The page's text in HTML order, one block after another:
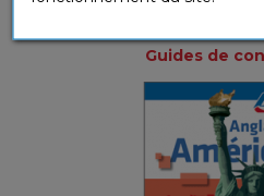
Guides de